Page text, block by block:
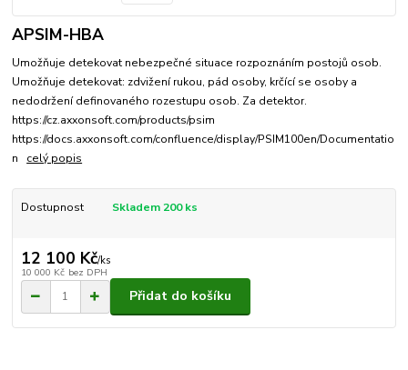
APSIM-HBA
Umožňuje detekovat nebezpečné situace rozpoznáním postojů osob.
Umožňuje detekovat: zdvižení rukou, pád osoby, krčící se osoby a
nedodržení definovaného rozestupu osob. Za detektor.
https://cz.axxonsoft.com/products/psim
https://docs.axxonsoft.com/confluence/display/PSIM100en/Documentatio
n celý popis
Dostupnost Skladem 200 ks
12 100 Kč/ks
10 000 Kč bez DPH
Přidat do košíku